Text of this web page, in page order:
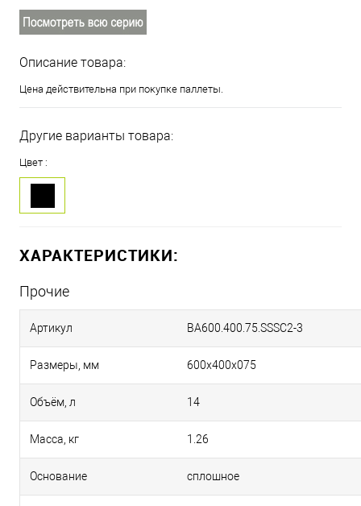
Описание товара:
Цена действительна при покупке паллеты.
Другие варианты товара:
Цвет :
ХАРАКТЕРИСТИКИ:
Прочие
Артикул BA600.400.75.SSSC2-3
Размеры, мм 600х400х075
Объём, л 14
Масса, кг 1.26
Основание сплошное